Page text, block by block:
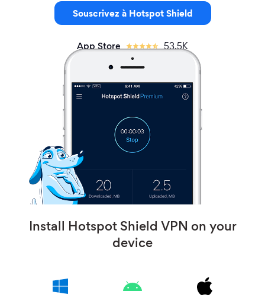
Souscrivez à Hotspot Shield
App Store 53.5K
Install Hotspot Shield VPN on your
device